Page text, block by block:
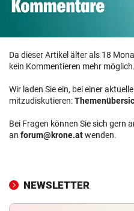
Da dieser Artikel älter als 18
kein Kommentieren mehr möglich.
Wir laden Sie ein, bei einer
mitzudiskutieren:
Bei Fragen können Sie sich gern
an forum@krone.atwenden.
NEWSLETTER